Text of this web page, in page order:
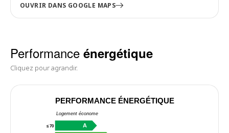
OUVRIR DANS GOOGLE MAPS
Performance énergétique
Cliquez pour agrandir.
PERFORMANCE ÉNERGÉTIQUE
Logement économe
≤ 70 A